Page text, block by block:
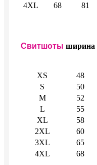
4XL
68 81
Свитшоты ширина
XS 48
S
50
M
52
L
55
XL
58
2XL
60
3XL
65
4XL
68